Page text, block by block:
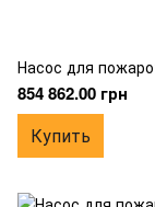
Насос для
854 862.00 грн
Купить